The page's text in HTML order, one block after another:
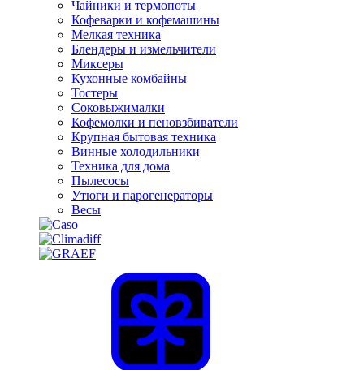
Чайники и термопоты
Кофеварки и кофемашины
Мелкая техника
Блендеры и измельчители
Миксеры
Кухонные комбайны
Тостеры
Соковыжималки
Кофемолки и пеновзбиватели
Крупная бытовая техника
Винные холодильники
Техника для дома
Пылесосы
Утюги и парогенераторы
Весы